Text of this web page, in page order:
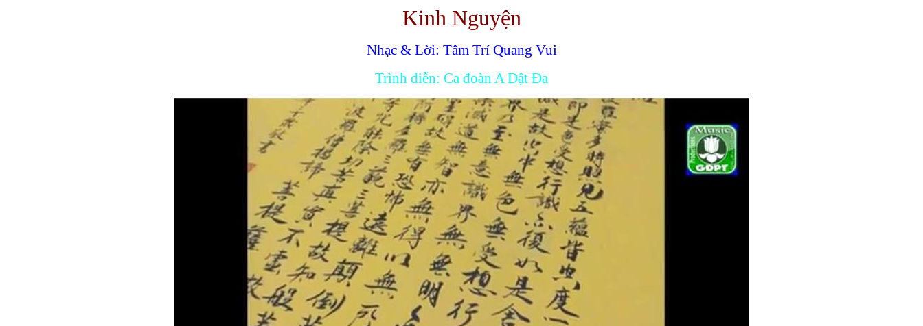
Kinh Nguyện
Nhạc & Lời: Tâm Trí Quang Vui
Trình diễn: Ca đoàn A Dật Đa